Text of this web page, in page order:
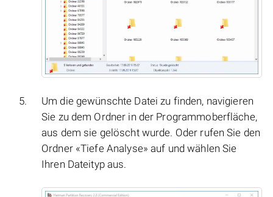
Um die gewünschte Datei zu finden, navigieren
Sie zu dem Ordner in der Programmoberfläche,
aus dem sie gelöscht wurde. Oder rufen Sie den
Ordner «Tiefe Analyse» auf und wählen Sie
Ihren Dateityp aus.